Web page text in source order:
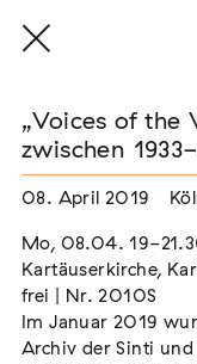
THE THREAD
DER HÄLT
Extern
22. Juli 2026 - 04.
„Voices of the
zwischen
08. April 2019
Mo, 08.04. 19-
Kartäuserkirche,
frei | Nr. 2010S
Im Januar 2019
Archiv der Sinti